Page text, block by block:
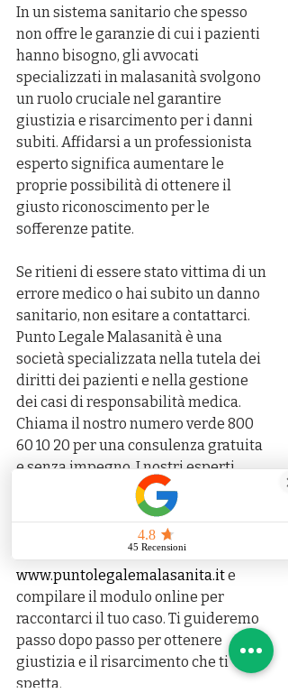
In un sistema sanitario che spesso
non offre le garanzie di cui i pazienti
hanno bisogno, gli avvocati
specializzati in malasanità svolgono
un ruolo cruciale nel garantire
giustizia e risarcimento per i danni
subiti. Affidarsi a un professionista
esperto significa aumentare le
proprie possibilità di ottenere il
giusto riconoscimento per le
sofferenze patite.
Se ritieni di essere stato vittima di un
errore medico o hai subito un danno
sanitario, non esitare a contattarci.
Punto Legale Malasanità è una
società specializzata nella tutela dei
diritti dei pazienti e nella gestione
dei casi di responsabilità medica.
Chiama il nostro numero verde 800
60 10 20 per una consulenza gratuita
e senza impegno. I nostri esperti
legali ti forniranno tutto il supporto
necessario per capire se hai diritto a
Puoi anche visitare il nostro sito web
www.puntolegalemalasanita.it e
compilare il modulo online per
raccontarci il tuo caso. Ti guideremo
passo dopo passo per ottenere
giustizia e il risarcimento che ti
spetta.